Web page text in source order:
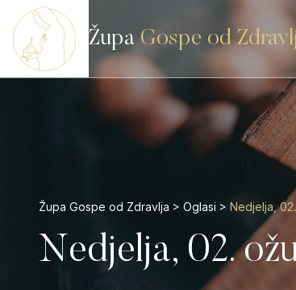
Župa Gospe od
Župa Gospe od Zdravlja > Oglasi > Nedjelja,
Nedjelja, 02.